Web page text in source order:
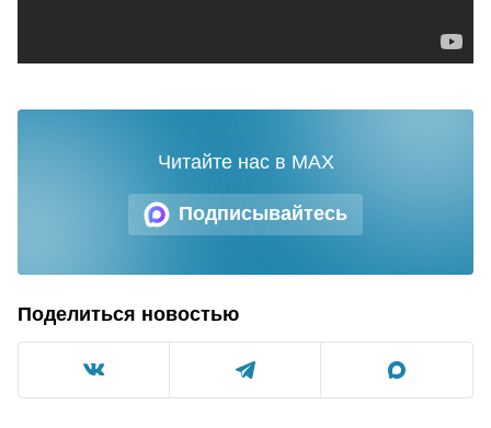
Подписывайтесь
Читайте нас в MAX
Поделиться новостью